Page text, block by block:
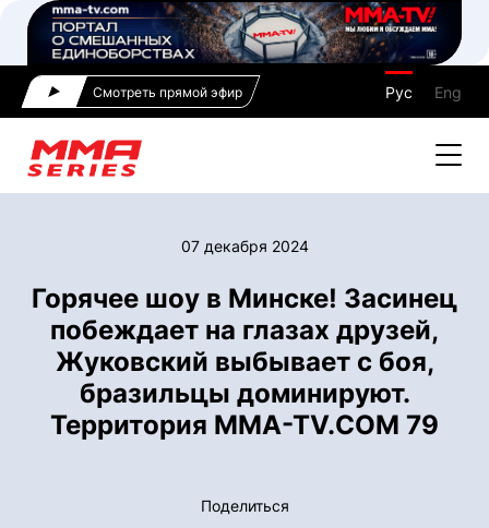
Смотреть прямой эфир Рус Eng
07 декабря 2024
Горячее шоу в Минске! Засинец
побеждает на глазах друзей,
Жуковский выбывает с боя,
бразильцы доминируют.
Территория MMA-TV.COM 79
Поделиться